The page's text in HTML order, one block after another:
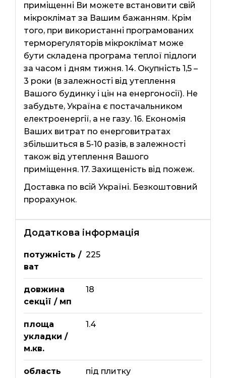
приміщенні Ви можете встановити свій
мікроклімат за Вашим бажанням. Крім
того, при використанні програмованих
терморегуляторів мікроклімат може
бути складена програма теплої підлоги
за часом і дням тижня. 14. Окупність 1,5 –
3 роки (в залежності від утеплення
Вашого будинку і цін на енергоносії). Не
забудьте, Україна є постачальником
електроенергії, а не газу. 16. Економія
Ваших витрат по енерговитратах
збільшиться в 5-10 разів, в залежності
також від утеплення Вашого
приміщення. 17. Захищеність від пожеж.
Доставка по всій Україні. Безкоштовний
прорахунок.
Додаткова інформація
потужність /
ват
225
довжина
секції / мп
18
площа
укладки /
м.кв.
1.4
область
під плитку